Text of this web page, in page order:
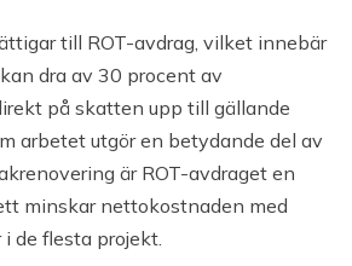
till ROT-avdrag, vilket innebär
dra av 30 procent av
på skatten upp till gällande
arbetet utgör en betydande del av
är ROT-avdraget en
minskar nettokostnaden med
de flesta projekt.